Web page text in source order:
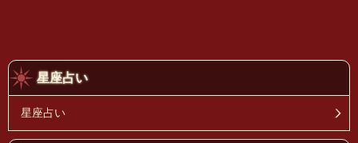
星座占い
星座占い